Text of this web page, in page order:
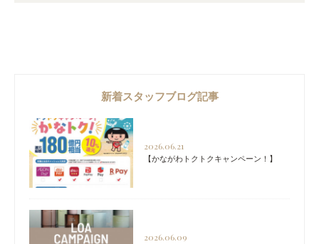
新着スタッフブログ記事
2026.06.21
【かながわトクトクキャンペーン！】
2026.06.09